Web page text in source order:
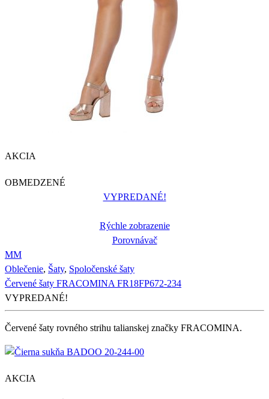
AKCIA
OBMEDZENÉ
VYPREDANÉ!
Rýchle zobrazenie
Porovnávač
MM
Oblečenie, Šaty, Spoločenské šaty
Červené šaty FRACOMINA FR18FP672-234
VYPREDANÉ!
Červené šaty rovného strihu talianskej značky FRACOMINA.
AKCIA